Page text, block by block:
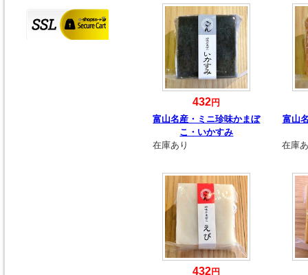
432円
富山名産・ミニ珍味かまぼ
こ・いかすみ
在庫あり
富山
在庫
432円